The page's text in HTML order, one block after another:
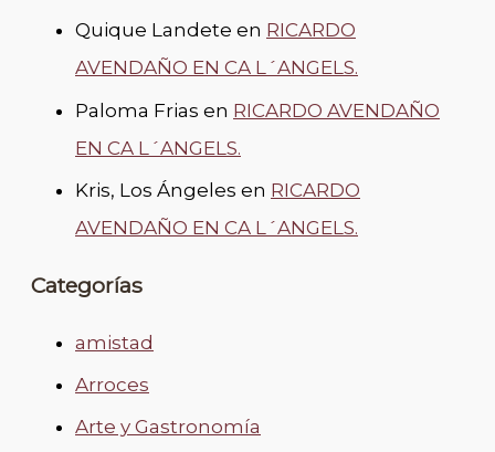
Quique Landete en RICARDO
AVENDAÑO EN CA L´ANGELS.
Paloma Frias en RICARDO AVENDAÑO
EN CA L´ANGELS.
Kris, Los Ángeles en RICARDO
AVENDAÑO EN CA L´ANGELS.
Categorías
amistad
Arroces
Arte y Gastronomía